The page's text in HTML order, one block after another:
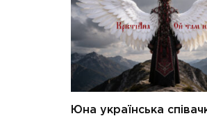
Юна українська